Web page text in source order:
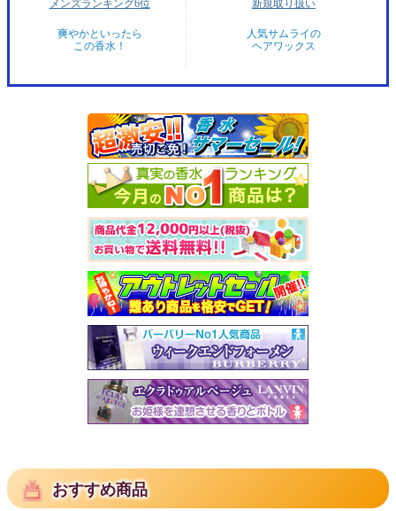
メンズランキング6位
爽やかといったら
この香水！
新規取り扱い
人気サムライの
ヘアワックス
おすすめ商品